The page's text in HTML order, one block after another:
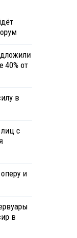
40% от
в
с
и
в